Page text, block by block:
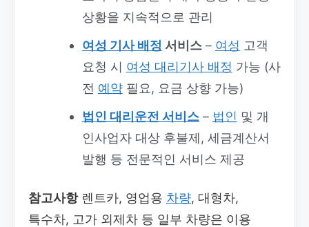
상황을 지속적으로 관리
여성 기사 배정 서비스– 여성 고객
요청 시 여성 대리기사 배정 가능 (사
전 예약필요, 요금 상향 가능)
법인 대리운전 서비스– 법인 및 개
인사업자 대상 후불제, 세금계산서
발행 등 전문적인 서비스 제공
참고사항렌트카, 영업용 차량, 대형차,
특수차, 고가 외제차 등 일부 차량은 이용